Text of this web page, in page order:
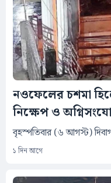
নওফেলের চশমা
নিক্ষেপ ও
বৃহস্পতিবার (৬ আগস্ট)
১ দিন আগে